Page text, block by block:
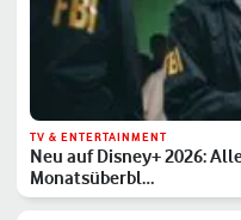
TV & ENTERTAINMENT
Neu auf Disney+ 2026:
Monatsüberbl…